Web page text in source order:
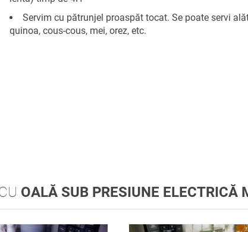
Servim cu pătrunjel proaspăt tocat. Se poate servi
quinoa, cous-cous, mei, orez, etc.
OALĂ SUB PRESIUNE ELECTRICĂ